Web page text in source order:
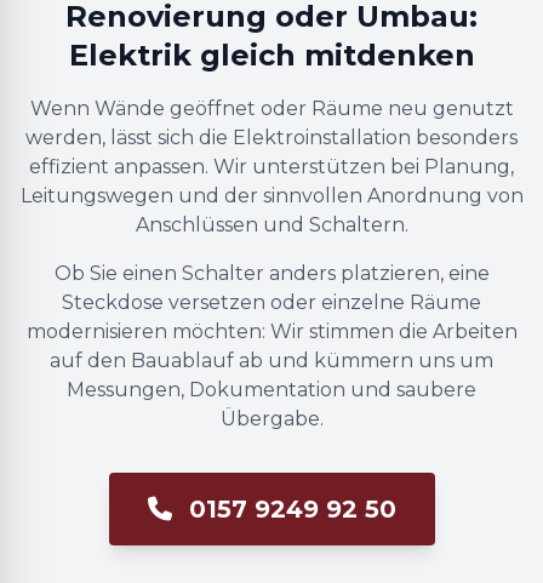
Renovierung oder Umbau:
Elektrik gleich mitdenken
Wenn Wände geöffnet oder Räume neu genutzt
werden, lässt sich die Elektroinstallation besonders
effizient anpassen. Wir unterstützen bei Planung,
Leitungswegen und der sinnvollen Anordnung von
Anschlüssen und Schaltern.
Ob Sie einen Schalter anders platzieren, eine
Steckdose versetzen oder einzelne Räume
modernisieren möchten: Wir stimmen die Arbeiten
auf den Bauablauf ab und kümmern uns um
Messungen, Dokumentation und saubere
Übergabe.
0157 9249 92 50